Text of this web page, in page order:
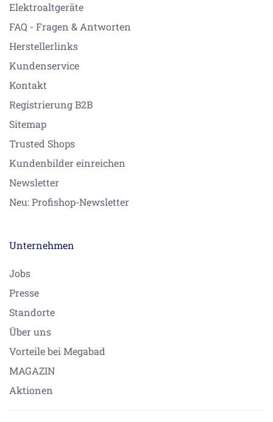
Elektroaltgeräte
FAQ - Fragen & Antworten
Herstellerlinks
Kundenservice
Kontakt
Registrierung B2B
Sitemap
Trusted Shops
Kundenbilder einreichen
Newsletter
Neu: Profishop-Newsletter
Unternehmen
Jobs
Presse
Standorte
Über uns
Vorteile bei Megabad
MAGAZIN
Aktionen